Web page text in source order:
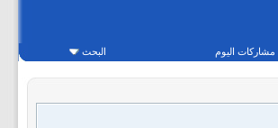
مشاركات اليوم البحث